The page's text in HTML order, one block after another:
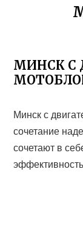
МИНСК С
Минск с
сочетание
сочетают в